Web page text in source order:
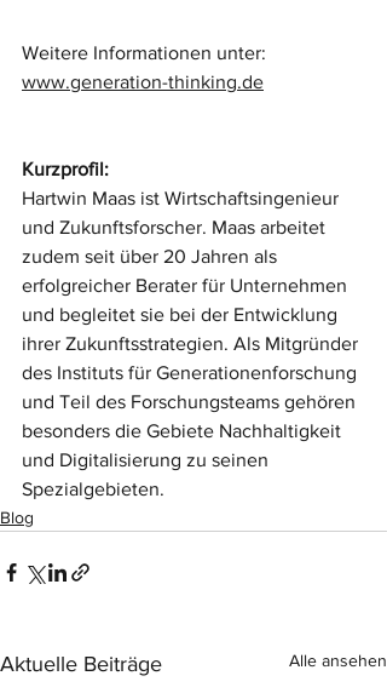
Weitere Informationen unter:
www.generation-thinking.de
Kurzprofil:
Hartwin Maas ist Wirtschaftsingenieur
und Zukunftsforscher. Maas arbeitet
zudem seit über 20 Jahren als
erfolgreicher Berater für Unternehmen
und begleitet sie bei der Entwicklung
ihrer Zukunftsstrategien. Als Mitgründer
des Instituts für Generationenforschung
und Teil des Forschungsteams gehören
besonders die Gebiete Nachhaltigkeit
und Digitalisierung zu seinen
Spezialgebieten.
Blog
Aktuelle Beiträge Alle ansehen